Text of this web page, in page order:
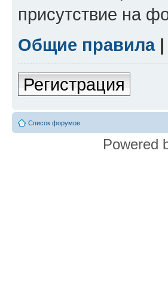
присутствие на
Общие правила|
Регистрация
Список форумов
Powered